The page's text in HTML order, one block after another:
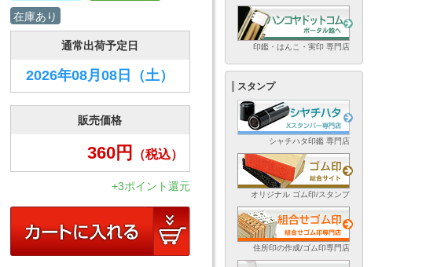
在庫あり
通常出荷予定日
2026年08月08日 （土）
販売価格
360円 （税込）
+3ポイント還元
印鑑・はんこ・実印 専門店
スタンプ
シャチハタ印鑑 専門店
オリジナル ゴム印/スタンプ
住所印の作成/ゴム印専門店